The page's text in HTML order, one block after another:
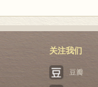
关注我们
豆瓣